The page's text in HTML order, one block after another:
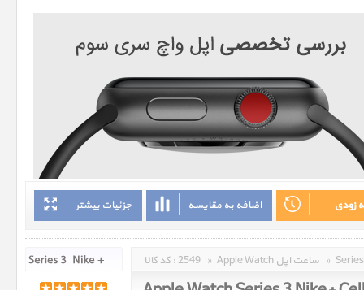
جزئیات بیشتر اضافه به مقایسه زودی
کد کالا : 2549 » Apple Watch ساعت اپل »